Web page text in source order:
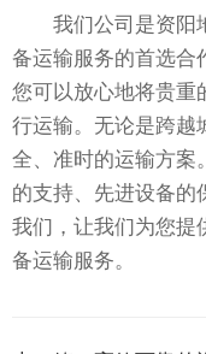
我们公司是资阳地
备运输服务的首选合
您可以放心地将贵重
行运输。无论是跨越
全、准时的运输方案
的支持、先进设备的
我们，让我们为您提
备运输服务。